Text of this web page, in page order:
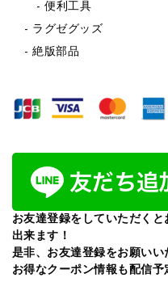
便利工具
ラグゼグッズ
絶版部品
お友達登録をしていただく
出来ます！
是非、お友達登録をお願いい
お得なクーポン情報も配信予